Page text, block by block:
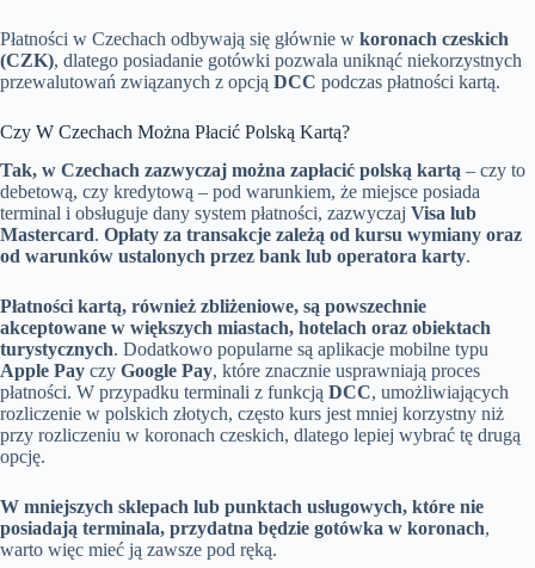
Płatności w Czechach odbywają się głównie w koronach czeskich
(CZK), dlatego posiadanie gotówki pozwala uniknąć niekorzystnych
przewalutowań związanych z opcją DCC podczas płatności kartą.
Czy W Czechach Można Płacić Polską Kartą?
Tak, w Czechach zazwyczaj można zapłacić polską kartą – czy to
debetową, czy kredytową – pod warunkiem, że miejsce posiada
terminal i obsługuje dany system płatności, zazwyczaj Visa lub
Mastercard. Opłaty za transakcje zależą od kursu wymiany oraz
od warunków ustalonych przez bank lub operatora karty.
Płatności kartą, również zbliżeniowe, są powszechnie
akceptowane w większych miastach, hotelach oraz obiektach
turystycznych. Dodatkowo popularne są aplikacje mobilne typu
Apple Pay czy Google Pay, które znacznie usprawniają proces
płatności. W przypadku terminali z funkcją DCC, umożliwiających
rozliczenie w polskich złotych, często kurs jest mniej korzystny niż
przy rozliczeniu w koronach czeskich, dlatego lepiej wybrać tę drugą
opcję.
W mniejszych sklepach lub punktach usługowych, które nie
posiadają terminala, przydatna będzie gotówka w koronach,
warto więc mieć ją zawsze pod ręką.